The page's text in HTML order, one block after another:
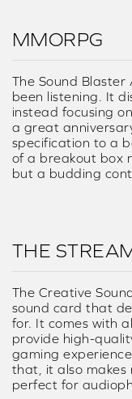
MMORPG
The Sound
been listening. It
instead focusing
a great
specification to a
of a breakout box
but a budding
THE
The Creative
sound card that
for. It comes with
provide high-
gaming
that, it also makes
perfect for